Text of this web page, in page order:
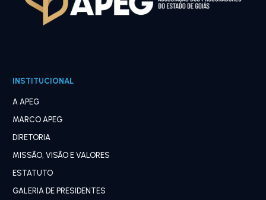
INSTITUCIONAL
A APEG
MARCO APEG
DIRETORIA
MISSÃO, VISÃO E VALORES
ESTATUTO
GALERIA DE PRESIDENTES